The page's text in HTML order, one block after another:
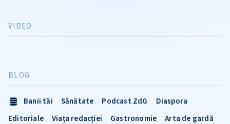
VIDEO
BLOG
Banii tăi Sănătate Podcast ZdG
Diaspora
Editoriale
Viața redacției Gastronomie
Arta de gardă